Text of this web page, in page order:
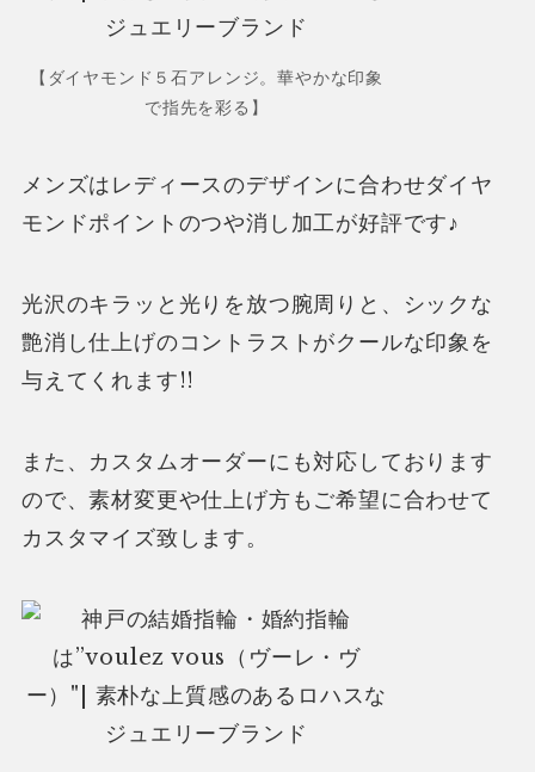
【ダイヤモンド５石アレンジ。華やかな印象
で指先を彩る】
メンズはレディースのデザインに合わせダイヤ
モンドポイントのつや消し加工が好評です♪
光沢のキラッと光りを放つ腕周りと、シックな
艶消し仕上げのコントラストがクールな印象を
与えてくれます!!
また、カスタムオーダーにも対応しております
ので、素材変更や仕上げ方もご希望に合わせて
カスタマイズ致します。